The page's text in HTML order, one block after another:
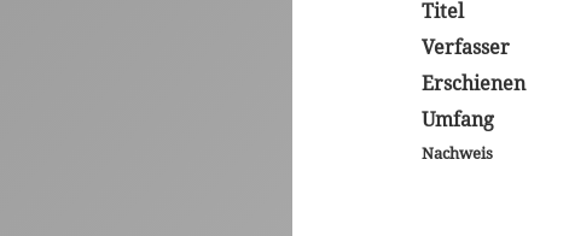
Titel
Verfasser
Erschienen
Umfang
Nachweis